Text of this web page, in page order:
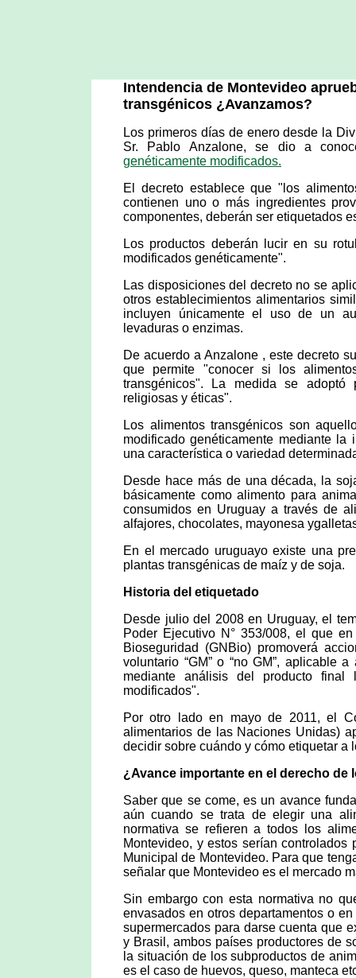
Intendencia de Montevideo
transgénicos ¿Avanzamos?
Los primeros días de enero desde la
Sr. Pablo Anzalone, se dio a
genéticamente modificados.
El decreto establece que "los
contienen uno o más ingredientes
componentes, deberán ser etiquetados
Los productos deberán lucir en su
modificados genéticamente".
Las disposiciones del decreto no se
otros establecimientos alimentarios
incluyen únicamente el uso de un
levaduras o enzimas.
De acuerdo a Anzalone , este decreto
que permite "conocer si los
transgénicos". La medida se adoptó
religiosas y éticas".
Los alimentos transgénicos son
modificado genéticamente mediante
una característica o variedad
Desde hace más de una década, la
básicamente como alimento para
consumidos en Uruguay a través de
alfajores, chocolates, mayonesa
En el mercado uruguayo existe una
plantas transgénicas de maíz y de soja.
Historia del etiquetado
Desde julio del 2008 en Uruguay, el
Poder Ejecutivo N° 353/008, el que
Bioseguridad (GNBio) promoverá
voluntario “GM” o “no GM”, aplicable
mediante análisis del producto final
modificados".
Por otro lado en mayo de 2011, el
alimentarios de las Naciones Unidas)
decidir sobre cuándo y cómo etiquetar
¿Avance importante en el derecho de
Saber que se come, es un avance
aún cuando se trata de elegir una
normativa se refieren a todos los
Montevideo, y estos serían
Municipal de Montevideo. Para que
señalar que Montevideo es el mercado
Sin embargo con esta normativa no
envasados en otros departamentos o
supermercados para darse cuenta que
y Brasil, ambos países productores de
la situación de los subproductos de
es el caso de huevos, queso, manteca